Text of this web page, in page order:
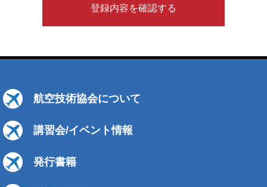
登録内容を確認する
航空技術協会について
講習会/イベント情報
発行書籍